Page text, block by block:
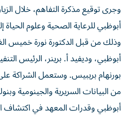
وجرى توقيع مذكرة التفاهم، خلال
أبوظبي للرعاية الصحية وعلوم الحياة
وذلك من قبل الدكتورة نورة خميس
أبوظبي، وديفيد أ. برينر، الرئيس
بورنهام بريبيس. وستعمل الشراكة
من البيانات السريرية والجينومية
أبوظبي وقدرات المعهد في اكتشاف